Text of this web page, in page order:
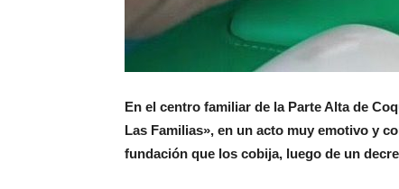
En el centro familiar de la Parte Alta de
Las Familias», en un acto muy emotivo y
fundación que los cobija, luego de un